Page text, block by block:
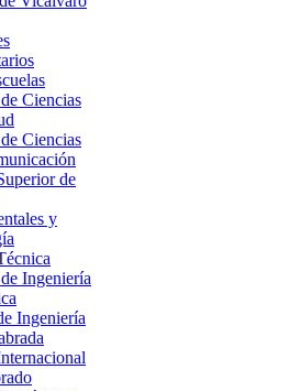
Ciencias
Ciencias
de
y
Ingeniería
Ingeniería